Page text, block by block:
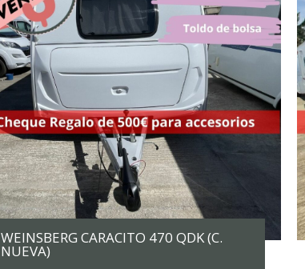
WEINSBERG CARACITO 470 QDK (C.
NUEVA)